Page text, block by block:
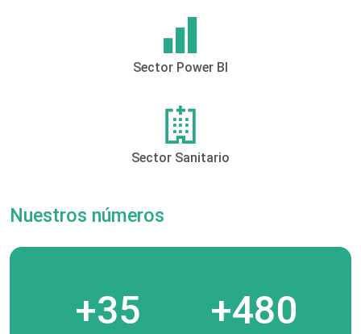
Sector Power BI
Sector Sanitario
Nuestros números
+35 +480